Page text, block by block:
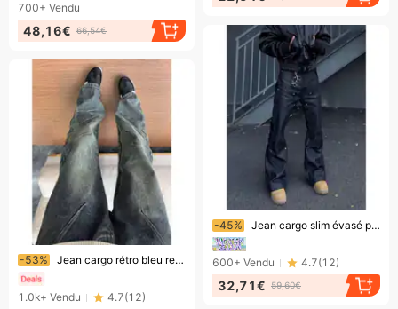
700+ Vendu
48,16€ 66,54€
Bientôt la fin !
-45% Jean cargo slim évasé pour homme, en denim brut épais avec empiècements en forme de bûche et strass, style urbain.
600+ Vendu 4.7(12)
32,71€ 59,60€
Bientôt la fin !
-53% Jean cargo rétro bleu requin délavé, coupe droite, style streetwear
1.0k+ Vendu 4.7(12)